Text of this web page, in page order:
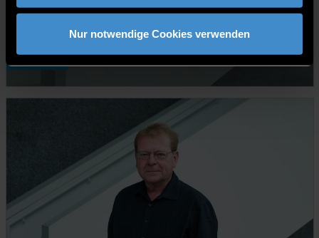
Nur notwendige Cookies verwenden
Prof. Dr.-Ing. Nikolaus Müller